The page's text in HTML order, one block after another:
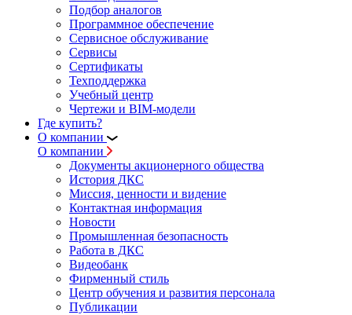
Подбор аналогов
Программное обеспечение
Сервисное обслуживание
Сервисы
Сертификаты
Техподдержка
Учебный центр
Чертежи и BIM-модели
Где купить?
О компании
О компании
Документы акционерного общества
История ДКС
Миссия, ценности и видение
Контактная информация
Новости
Промышленная безопасность
Работа в ДКС
Видеобанк
Фирменный стиль
Центр обучения и развития персонала
Публикации